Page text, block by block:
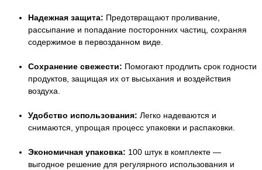
Надежная защита: Предотвращают проливание,
рассыпание и попадание посторонних частиц, сохраняя
содержимое в первозданном виде.
Сохранение свежести: Помогают продлить срок годности
продуктов, защищая их от высыхания и воздействия
воздуха.
Удобство использования: Легко надеваются и
снимаются, упрощая процесс упаковки и распаковки.
Экономичная упаковка: 100 штук в комплекте —
выгодное решение для регулярного использования и